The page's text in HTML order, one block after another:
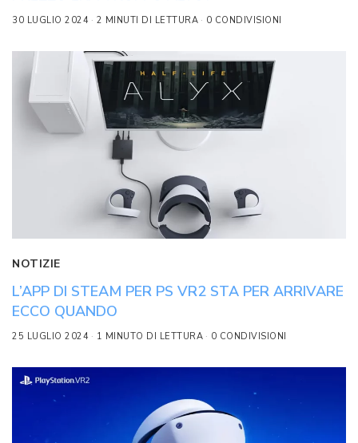
30 LUGLIO 2024 2 MINUTI DI LETTURA 0 CONDIVISIONI
NOTIZIE
L’APP DI STEAM PER PS VR2 STA PER ARRIVARE
ECCO QUANDO
25 LUGLIO 2024 1 MINUTO DI LETTURA 0 CONDIVISIONI